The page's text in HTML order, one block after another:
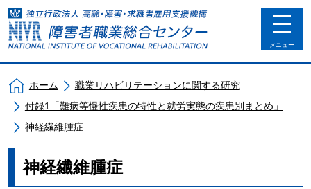
toggle
メニュー
ホーム
職業リハビリテーションに関する研究
付録1「難病等慢性疾患の特性と就労実態の疾患別まとめ」
神経繊維腫症
神経繊維腫症